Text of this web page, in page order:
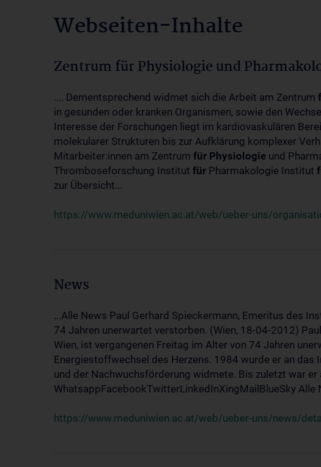
Webseiten-Inhalte
Zentrum für Physiologie und
.... Dementsprechend widmet sich die Arbeit am Zentrum
in gesunden oder kranken Organismen, sowie den
Interesse der Forschungen liegt im kardiovaskulären
molekularer Strukturen bis zur Aufklärung komplexer
Mitarbeiter:innen am Zentrum für Physiologie und
Thromboseforschung Institut für Pharmakologie Institut
zur Übersicht...
https://www.meduniwien.ac.at/web/ueber-uns/
News
...Alle News Paul Gerhard Spieckermann, Emeritus des
74 Jahren unerwartet verstorben. (Wien, 18-04-2012)
Wien, ist vergangenen Freitag im Alter von 74 Jahren
Energiestoffwechsel des Herzens. 1984 wurde er an das
und der Nachwuchsförderung widmete. Bis zuletzt war er
WhatsappFacebookTwitterLinkedInXingMailBlueSky Alle
https://www.meduniwien.ac.at/web/ueber-uns/news/